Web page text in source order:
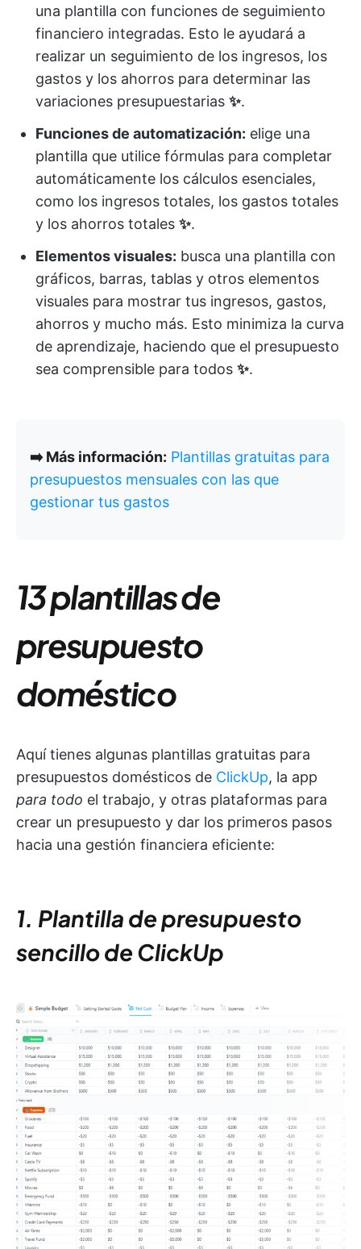
una plantilla con funciones de seguimiento
financiero integradas. Esto le ayudará a
realizar un seguimiento de los ingresos, los
gastos y los ahorros para determinar las
variaciones presupuestarias ✨.
Funciones de automatización: elige una
plantilla que utilice fórmulas para completar
automáticamente los cálculos esenciales,
como los ingresos totales, los gastos totales
y los ahorros totales ✨.
Elementos visuales: busca una plantilla con
gráficos, barras, tablas y otros elementos
visuales para mostrar tus ingresos, gastos,
ahorros y mucho más. Esto minimiza la curva
de aprendizaje, haciendo que el presupuesto
sea comprensible para todos ✨.
➡️ Más información: Plantillas gratuitas para
presupuestos mensuales con las que
gestionar tus gastos
13 plantillas de
presupuesto
doméstico
Aquí tienes algunas plantillas gratuitas para
presupuestos domésticos de ClickUp, la app
para todo el trabajo, y otras plataformas para
crear un presupuesto y dar los primeros pasos
hacia una gestión financiera eficiente:
1. Plantilla de presupuesto
sencillo de ClickUp